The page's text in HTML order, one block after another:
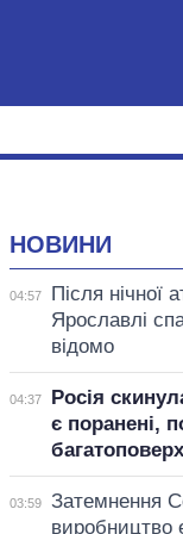
НОВИНИ
04:57
Після нічної
Ярославлі
відомо
04:37
Росія
є поранені,
03:59
Затемнення
виробництво